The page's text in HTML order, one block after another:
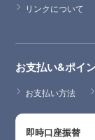
リンクについて
お支払い&ポイ
お支払い方法
即時口座振替